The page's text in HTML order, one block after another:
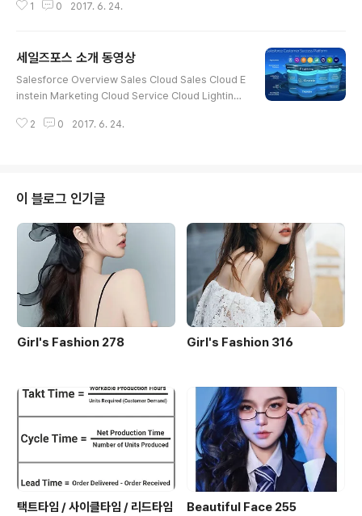
1 0 2017. 6. 24.
세일즈포스 소개 동영상
Salesforce Overview Sales Cloud Sales Cloud E
instein Marketing Cloud Service Cloud Lighting
2 0 2017. 6. 24.
이 블로그 인기글
Girl's Fashion 278 Girl's Fashion 316
택트타임 / 사이클타임 / 리드타임
Beautiful Face 255